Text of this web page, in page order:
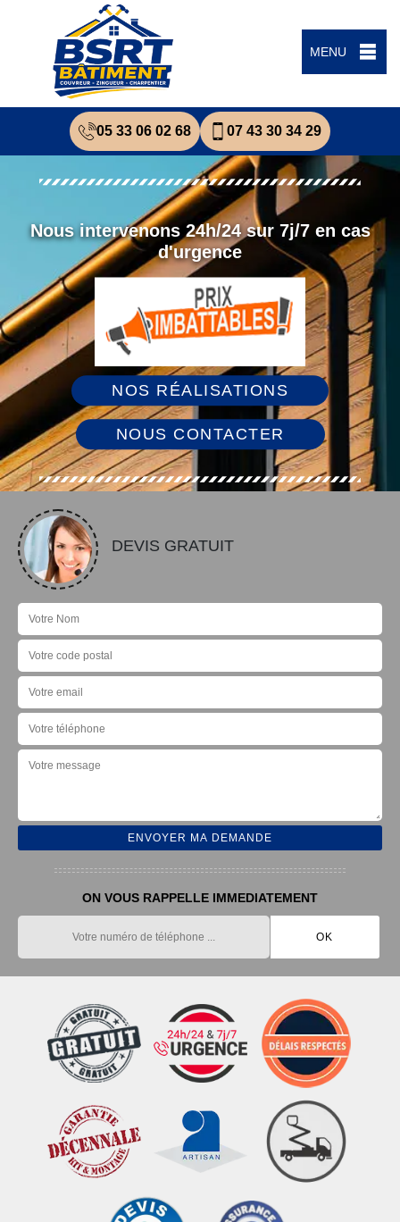
MENU
05 33 06 02 68 07 43 30 34 29
Nous intervenons 24h/24 sur 7j/7 en cas
d'urgence
NOS RÉALISATIONS
NOUS CONTACTER
DEVIS GRATUIT
ON VOUS RAPPELLE IMMEDIATEMENT